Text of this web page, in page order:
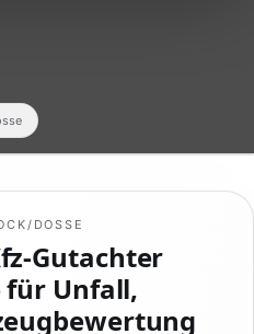
DOSSE
Gutachter
für Unfall,